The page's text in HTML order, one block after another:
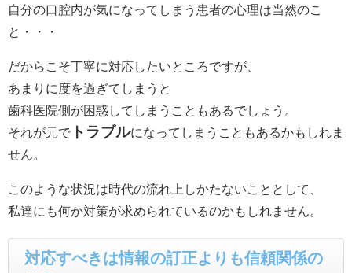
自分の口腔内が気になってしまう患者の心理は当然のこ
と・・・
だからこそ丁寧に対応したいところですが、
あまりに度を過ぎてしまうと
歯科医院側が困惑してしまうこともあるでしょう。
それが元で トラブルになってしまうこともあるかもしれま
せん。
このような状況は時代の流れ上しかたないこととして、
私達にも何か対策が求められているのかもしれません。
対応すべきは情報の訂正よりも信頼関係の